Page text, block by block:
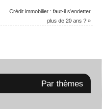
Crédit immobilier : faut-il s’endetter
plus de 20 ans ?»
Par thèmes